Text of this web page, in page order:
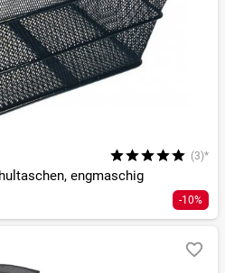
(3)*
engmaschig
-10%